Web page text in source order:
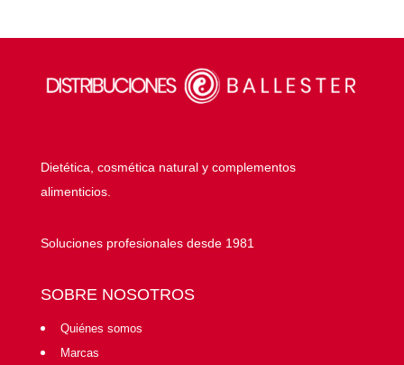
Dietética, cosmética natural y complementos
alimenticios.
Soluciones profesionales desde 1981
SOBRE NOSOTROS
Quiénes somos
Marcas